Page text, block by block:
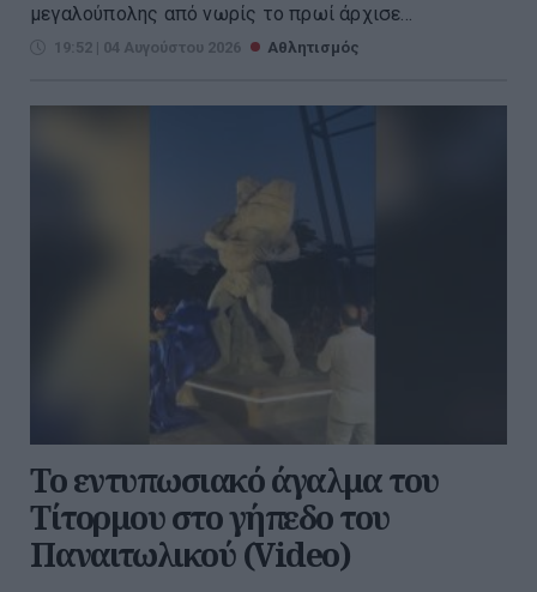
μεγαλούπολης από νωρίς το πρωί άρχισε...
19:52 | 04 Αυγούστου 2026 Αθλητισμός
Το εντυπωσιακό άγαλμα του
Τίτορμου στο γήπεδο του
Παναιτωλικού (Video)